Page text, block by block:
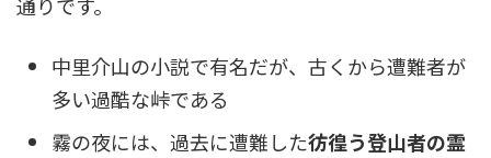
中里介山の小説で有名だが、古くから遭難者が
多い過酷な峠である
霧の夜には、過去に遭難した彷徨う登山者の霊